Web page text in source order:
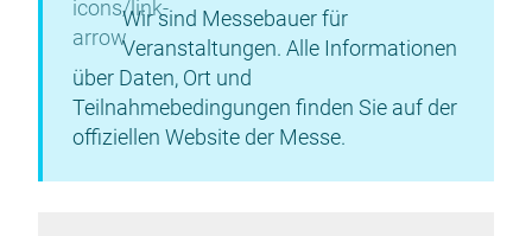
Wir sind Messebauer für
Veranstaltungen. Alle Informationen
über Daten, Ort und
Teilnahmebedingungen finden Sie auf der
offiziellen Website der Messe.